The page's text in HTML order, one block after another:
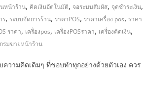
หน้าร้าน, คิดเงินอัตโนมัติ, จอระบบสัมผัส, จุดชำระเงิน,
ร, ระบบจัดการร้าน, ราคาPOS, ราคาเครื่อง pos, ราคา
ราคา, เครื่องpos, เครื่องPOSราคา, เครื่องคิดเงิน,
รมขายหน้าร้าน
วามคิดเดิมๆ ที่ชอบทำทุกอย่างด้วยตัวเอง ควร